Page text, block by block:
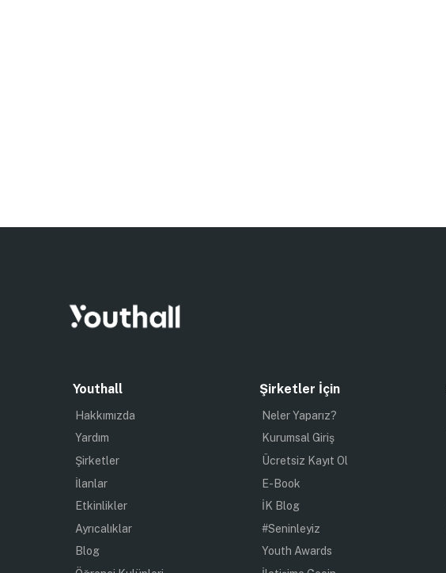
Youthall
Hakkımızda
Yardım
Şirketler
İlanlar
Etkinlikler
Ayrıcalıklar
Blog
Şirketler İçin
Neler Yaparız?
Kurumsal Giriş
Ücretsiz Kayıt Ol
E-Book
İK Blog
#Seninleyiz
Youth Awards